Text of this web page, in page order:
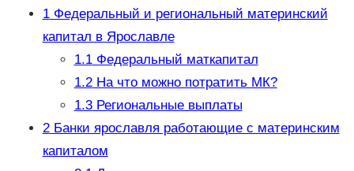
1Федеральный и региональный материнский
капитал в Ярославле
1.1Федеральный маткапитал
1.2На что можно потратить МК?
1.3Региональные выплаты
2Банки ярославля работающие с материнским
капиталом